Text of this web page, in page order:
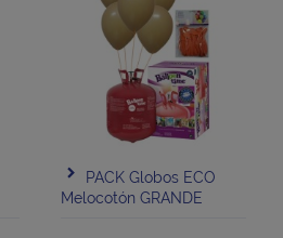
PACK Globos ECO
Melocotón GRANDE